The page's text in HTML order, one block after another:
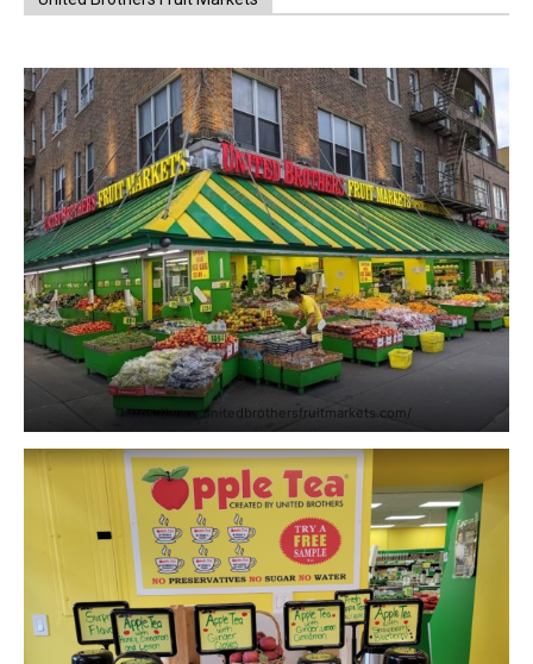
https://www.unitedbrothersfruitmarkets.com/